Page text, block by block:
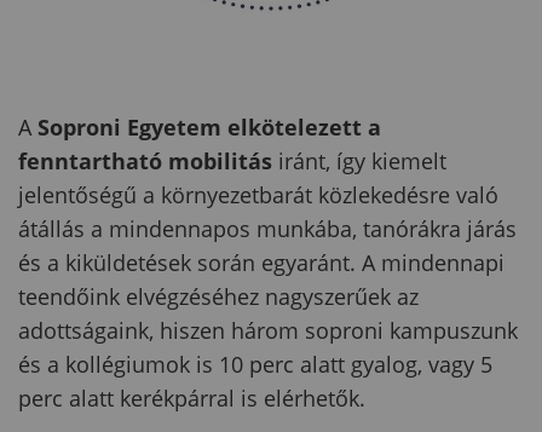
A Soproni Egyetem elkötelezett a
fenntartható mobilitás iránt, így kiemelt
jelentőségű a környezetbarát közlekedésre való
átállás a mindennapos munkába, tanórákra járás
és a kiküldetések során egyaránt. A mindennapi
teendőink elvégzéséhez nagyszerűek az
adottságaink, hiszen három soproni kampuszunk
és a kollégiumok is 10 perc alatt gyalog, vagy 5
perc alatt kerékpárral is elérhetők.